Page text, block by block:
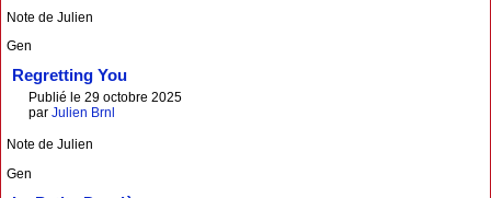
Note de Julien
Gen
Regretting You
Publié le 29 octobre 2025
par Julien Brnl
Note de Julien
Gen